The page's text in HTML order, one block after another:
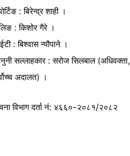
: बिरेन्द्र शाही ।
: किशोर गैरे ।
: बिश्वास न्यौपाने ।
सल्लाहकार : सरोज सिलबाल (अधिवक्ता,
अदालत) ।
विभागदर्ता नं: ४६६०-२०८१/२०८२